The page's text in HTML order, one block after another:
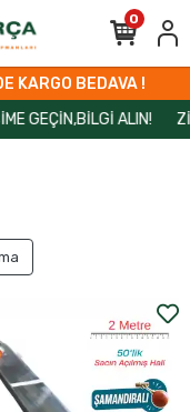
KARGO BEDAVA !
ALIN!
0